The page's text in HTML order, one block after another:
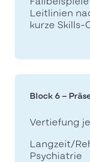
Leitlinien
kurze Skills-
Block 6 –
Vertiefung
Langzeit/
Psychiatrie